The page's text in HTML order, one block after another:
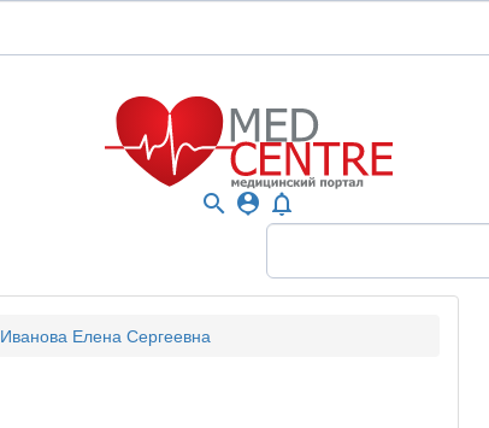
search person_pin notifications_none
Иванова Елена Сергеевна